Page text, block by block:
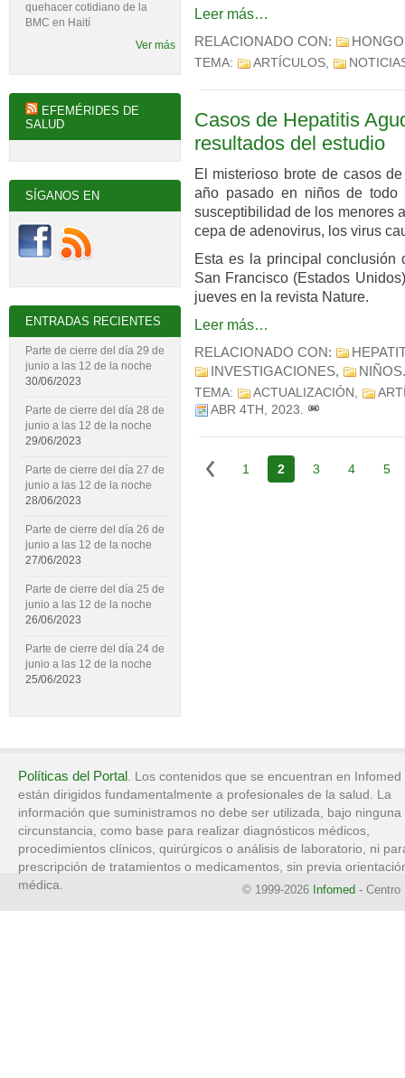
Leer más…
RELACIONADO CON: HONGO
TEMA: ARTÍCULOS,
Casos de Hepatitis
resultados del estudio
El misterioso brote de casos
año pasado en niños de
susceptibilidad de los menores
cepa de adenovirus, los virus
Esta es la principal
San Francisco (Estados
jueves en la revista Nature.
Leer más…
RELACIONADO CON:
INVESTIGACIONES, NIÑOS.
TEMA: ACTUALIZACIÓN ,
ABR 4TH, 2023.
1 2 3 4 5
quehacer cotidiano de la
BMC en Haití
Ver más
EFEMÉRIDES DE
SALUD
SÍGANOS EN
ENTRADAS RECIENTES
Parte de cierre del día 29 de
junio a las 12 de la noche
30/06/2023
Parte de cierre del día 28 de
junio a las 12 de la noche
29/06/2023
Parte de cierre del día 27 de
junio a las 12 de la noche
28/06/2023
Parte de cierre del día 26 de
junio a las 12 de la noche
27/06/2023
Parte de cierre del día 25 de
junio a las 12 de la noche
26/06/2023
Parte de cierre del día 24 de
junio a las 12 de la noche
25/06/2023
Políticas del Portal. Los contenidos que se encuentran en Infomed
están dirigidos fundamentalmente a profesionales de la salud. La
información que suministramos no debe ser utilizada, bajo ninguna
circunstancia, como base para realizar diagnósticos médicos,
procedimientos clínicos, quirúrgicos o análisis de laboratorio, ni
prescripción de tratamientos o medicamentos, sin previa
médica.
© 1999-2026 Infomed - Centro